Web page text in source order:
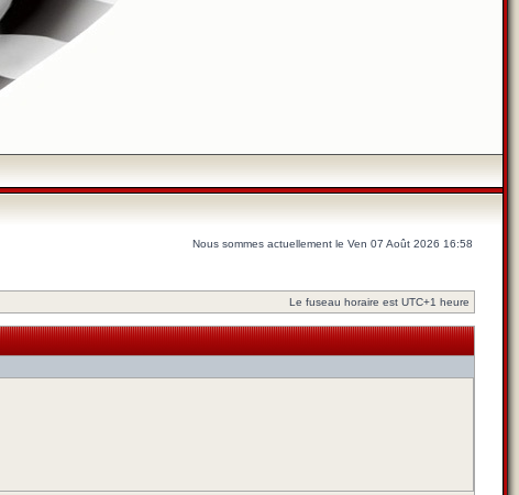
Nous sommes actuellement le Ven 07 Août 2026 16:58
Le fuseau horaire est UTC+1 heure